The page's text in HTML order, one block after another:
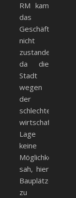
RM kam
das
Geschäft
nicht
zustande,
da die
Stadt
wegen
der
schlechten
wirtschaftlichen
Lage
keine
Möglichkeit
sah, hier
Bauplätze
zu